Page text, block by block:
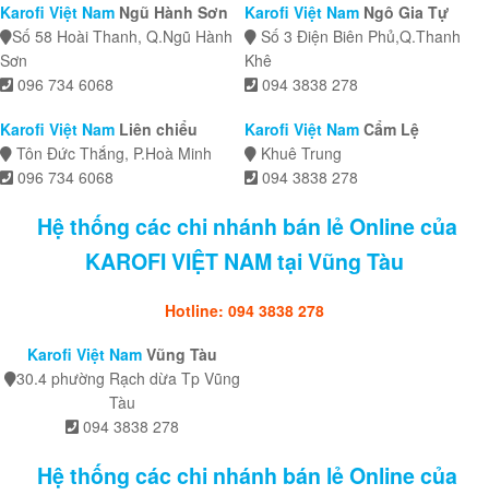
Karofi Việt Nam Ngũ Hành Sơn
Số 58 Hoài Thanh, Q.Ngũ Hành
Sơn
096 734 6068
Karofi Việt Nam Ngô Gia Tự
Số 3 Điện Biên Phủ,Q.Thanh
Khê
094 3838 278
Karofi Việt Nam Liên chiểu
Tôn Đức Thắng, P.Hoà Minh
096 734 6068
Karofi Việt Nam Cẩm Lệ
Khuê Trung
094 3838 278
Hệ thống các chi nhánh bán lẻ Online của
KAROFI VIỆT NAM tại Vũng Tàu
Hotline: 094 3838 278
Karofi Việt Nam Vũng Tàu
30.4 phường Rạch dừa Tp Vũng
Tàu
094 3838 278
Hệ thống các chi nhánh bán lẻ Online của